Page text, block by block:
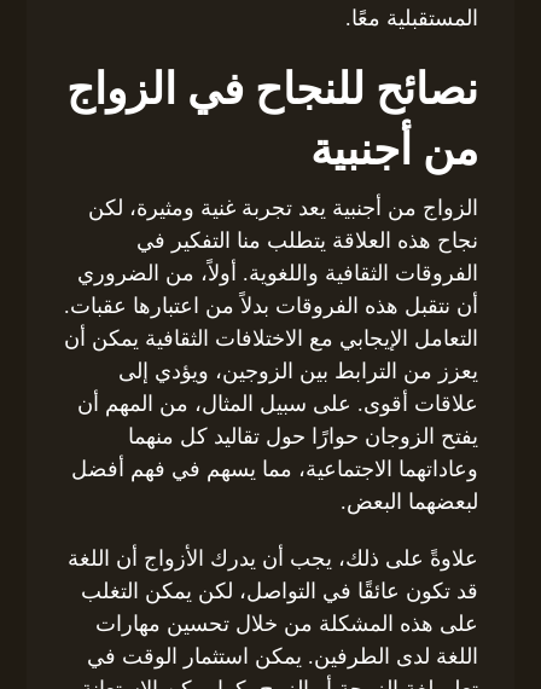
المستقبلية معًا.
نصائح للنجاح في الزواج
من أجنبية
الزواج من أجنبية يعد تجربة غنية ومثيرة، لكن
نجاح هذه العلاقة يتطلب منا التفكير في
الفروقات الثقافية واللغوية. أولاً، من الضروري
أن نتقبل هذه الفروقات بدلاً من اعتبارها عقبات.
التعامل الإيجابي مع الاختلافات الثقافية يمكن أن
يعزز من الترابط بين الزوجين، ويؤدي إلى
علاقات أقوى. على سبيل المثال، من المهم أن
يفتح الزوجان حوارًا حول تقاليد كل منهما
وعاداتهما الاجتماعية، مما يسهم في فهم أفضل
لبعضهما البعض.
علاوةً على ذلك، يجب أن يدرك الأزواج أن اللغة
قد تكون عائقًا في التواصل، لكن يمكن التغلب
على هذه المشكلة من خلال تحسين مهارات
اللغة لدى الطرفين. يمكن استثمار الوقت في